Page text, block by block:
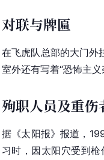
对联与牌匾
在飞虎队总部的大门外
室外还有写着“恐怖主义
殉职人员及重伤
据《太阳报》报道，
习时，因太阳穴受到